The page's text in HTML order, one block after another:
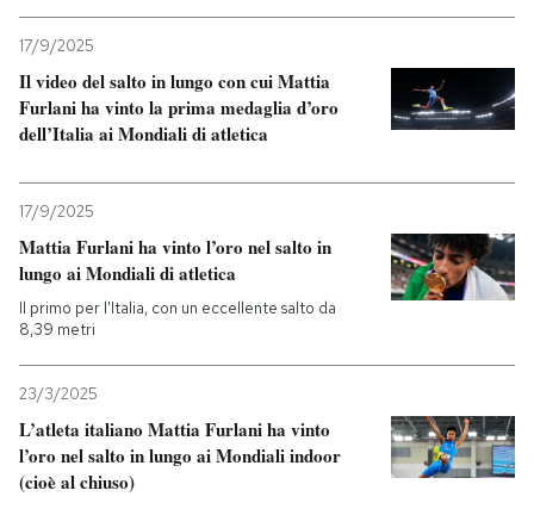
Economia
Sport
Mondiali calcio 2026
PODCAST
NEWSLETTER
SHOP
17/9/2025
Il video del salto in lungo con cui Mattia
Furlani ha vinto la prima medaglia d’oro
dell’Italia ai Mondiali di atletica
17/9/2025
Mattia Furlani ha vinto l’oro nel salto in
lungo ai Mondiali di atletica
Il primo per l'Italia, con un eccellente salto da
8,39 metri
23/3/2025
L’atleta italiano Mattia Furlani ha vinto
l’oro nel salto in lungo ai Mondiali indoor
(cioè al chiuso)